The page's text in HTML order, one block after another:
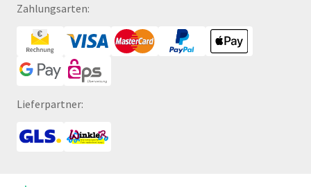
Zahlungsarten:
Lieferpartner: